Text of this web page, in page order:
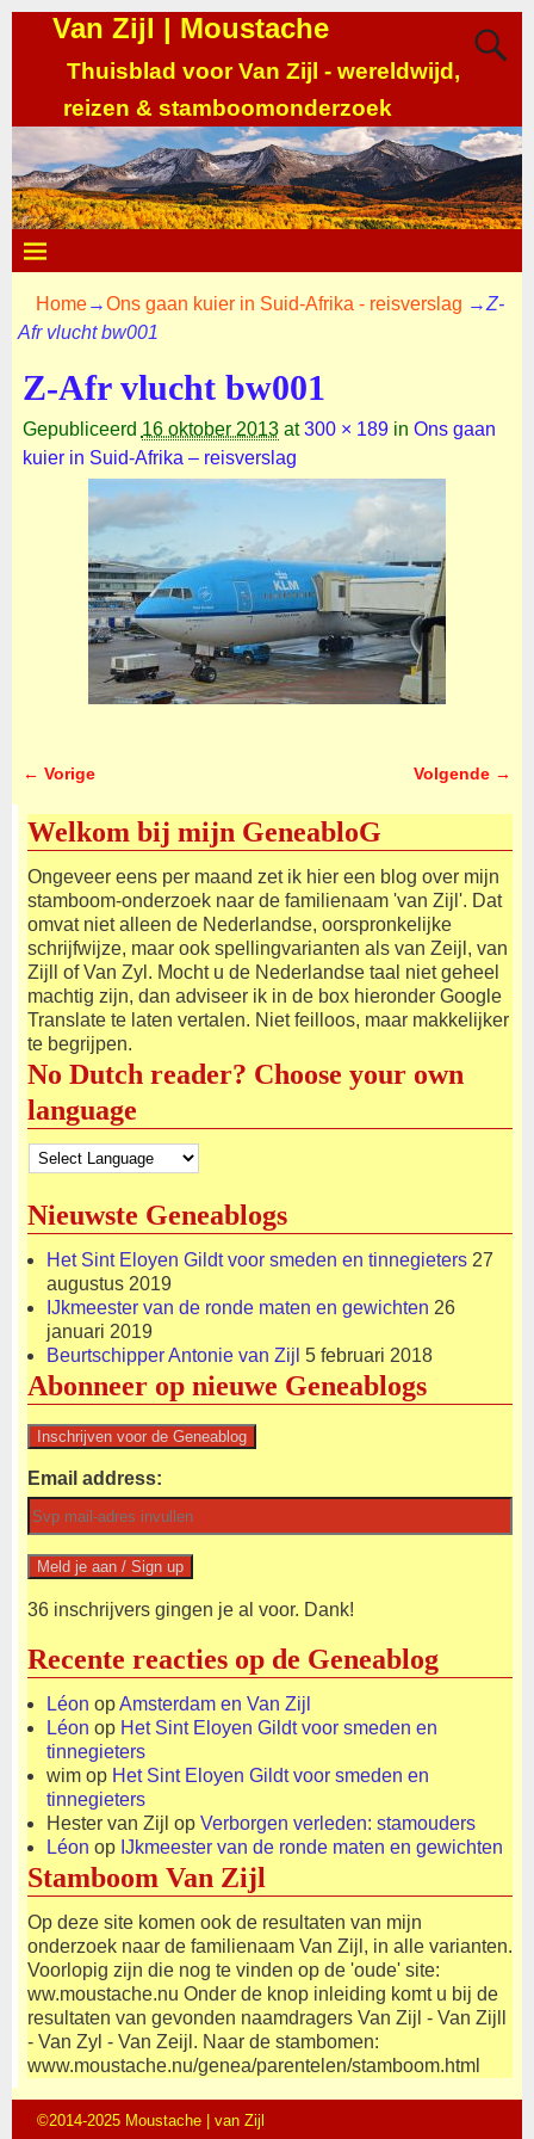
Van Zijl | Moustache
Thuisblad voor Van Zijl - wereldwijd,
reizen & stamboomonderzoek
Home→Ons gaan kuier in Suid-Afrika - reisverslag →Z-
Afr vlucht bw001
Z-Afr vlucht bw001
Gepubliceerd 16 oktober 2013at300 × 189in Ons gaan
kuier in Suid-Afrika – reisverslag
← Vorige Volgende →
Welkom bij mijn GeneabloG
Ongeveer eens per maand zet ik hier een blog over mijn
stamboom-onderzoek naar de familienaam 'van Zijl'. Dat
omvat niet alleen de Nederlandse, oorspronkelijke
schrijfwijze, maar ook spellingvarianten als van Zeijl, van
Zijll of Van Zyl. Mocht u de Nederlandse taal niet geheel
machtig zijn, dan adviseer ik in de box hieronder Google
Translate te laten vertalen. Niet feilloos, maar makkelijker
te begrijpen.
No Dutch reader? Choose your own
language
Nieuwste Geneablogs
Het Sint Eloyen Gildt voor smeden en tinnegieters 27
augustus 2019
IJkmeester van de ronde maten en gewichten 26
januari 2019
Beurtschipper Antonie van Zijl 5 februari 2018
Abonneer op nieuwe Geneablogs
Email address:
36 inschrijvers gingen je al voor. Dank!
Recente reacties op de Geneablog
Léon opAmsterdam en Van Zijl
Léon op Het Sint Eloyen Gildt voor smeden en
tinnegieters
wim op Het Sint Eloyen Gildt voor smeden en
tinnegieters
Hester van Zijl op Verborgen verleden: stamouders
Léon op IJkmeester van de ronde maten en gewichten
Stamboom Van Zijl
Op deze site komen ook de resultaten van mijn
onderzoek naar de familienaam Van Zijl, in alle varianten.
Voorlopig zijn die nog te vinden op de 'oude' site:
ww.moustache.nu Onder de knop inleiding komt u bij de
resultaten van gevonden naamdragers Van Zijl - Van Zijll
- Van Zyl - Van Zeijl. Naar de stambomen:
www.moustache.nu/genea/parentelen/stamboom.html
©2014-2025 Moustache | van Zijl